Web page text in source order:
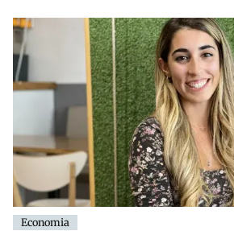
Economia